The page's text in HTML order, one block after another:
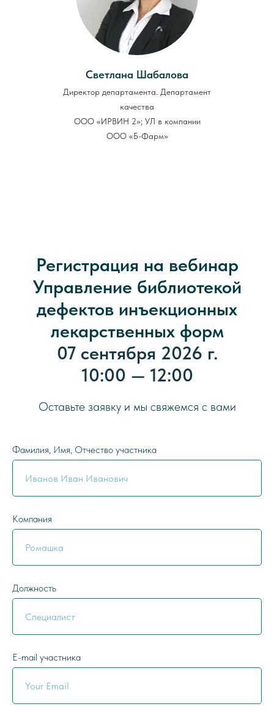
Светлана Шабалова
Директор департамента. Департамент
качества
ООО «ИРВИН 2»; УЛ в компании
ООО «Б-Фарм»
Регистрация на вебинар
Управление библиотекой
дефектов инъекционных
лекарственных форм
07 сентября 2026 г.
10:00 — 12:00
Оставьте заявку и мы свяжемся с вами
Фамилия, Имя, Отчество участника
Компания
Должность
E-mail участника